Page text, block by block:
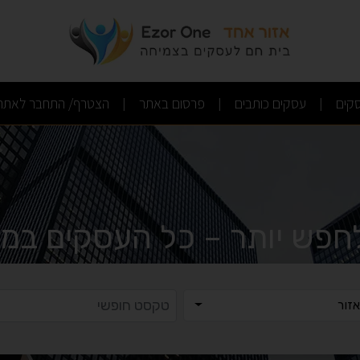
| עסקים כותבים | פרסום באתר | הצטרף/ התחבר
יותר – כל העסקים